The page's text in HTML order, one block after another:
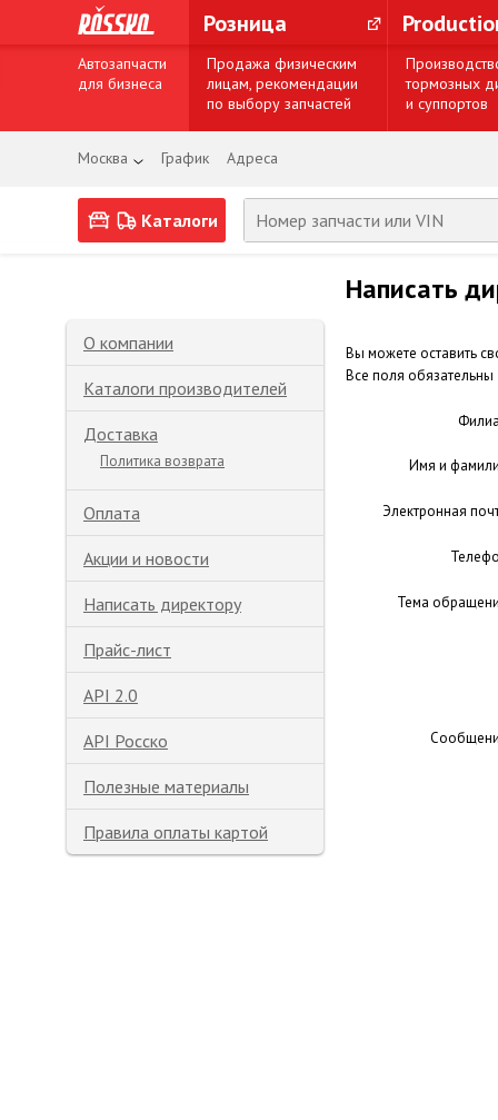
Розница
Автозапчасти
для бизнеса
Продажа физическим
лицам, рекомендации
по выбору запчастей
тормозных
и суппортов
Москва График Адреса
Каталоги
О компании
Каталоги производителей
Доставка
Политика возврата
Оплата
Акции и новости
Написать директору
Прайс-лист
API 2.0
API Росско
Полезные материалы
Правила оплаты картой
Написать
Вы можете оставить
Все поля
Имя и
Электронная
Тема